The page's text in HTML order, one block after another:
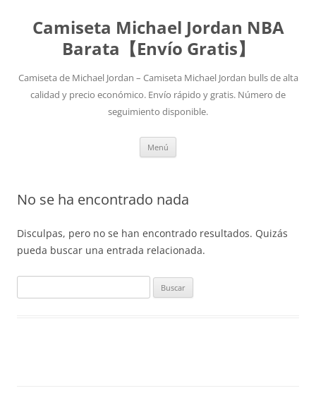
Camiseta Michael Jordan NBA
Barata【Envío Gratis】
Camiseta de Michael Jordan – Camiseta Michael Jordan bulls de alta
calidad y precio económico. Envío rápido y gratis. Número de
seguimiento disponible.
Menú
No se ha encontrado nada
Disculpas, pero no se han encontrado resultados. Quizás
pueda buscar una entrada relacionada.